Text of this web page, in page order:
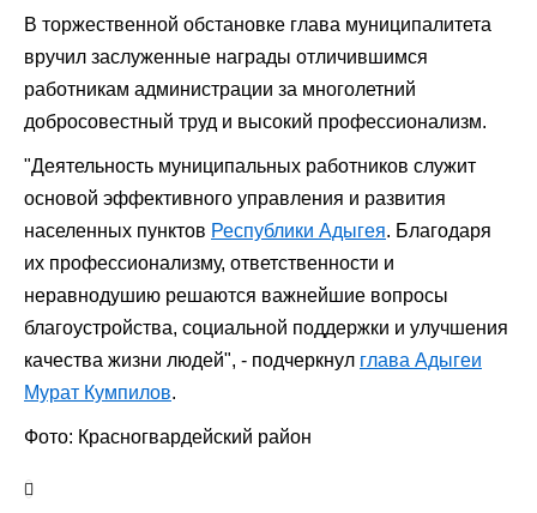
В торжественной обстановке глава муниципалитета
вручил заслуженные награды отличившимся
работникам администрации за многолетний
добросовестный труд и высокий профессионализм.
"Деятельность муниципальных работников служит
основой эффективного управления и развития
населенных пунктов Республики Адыгея. Благодаря
их профессионализму, ответственности и
неравнодушию решаются важнейшие вопросы
благоустройства, социальной поддержки и улучшения
качества жизни людей", - подчеркнул глава Адыгеи
Мурат Кумпилов.
Фото: Красногвардейский район